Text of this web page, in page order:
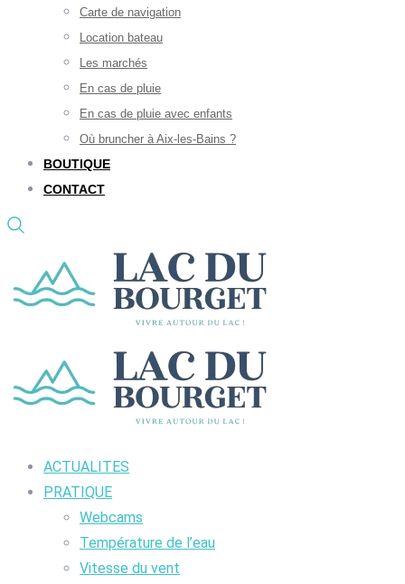
Carte de navigation
Location bateau
Les marchés
En cas de pluie
En cas de pluie avec enfants
Où bruncher à Aix-les-Bains ?
BOUTIQUE
CONTACT
ACTUALITES
PRATIQUE
Webcams
Température de l’eau
Vitesse du vent